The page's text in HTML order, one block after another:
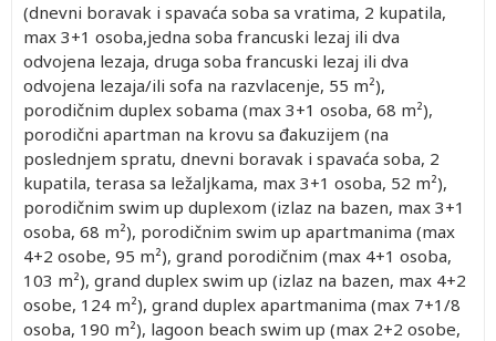
(dnevni boravak i spavaća soba sa vratima, 2 kupatila,
max 3+1 osoba,jedna soba francuski lezaj ili dva
odvojena lezaja, druga soba francuski lezaj ili dva
odvojena lezaja/ili sofa na razvlacenje, 55 m²),
porodičnim duplex sobama (max 3+1 osoba, 68 m²),
porodični apartman na krovu sa đakuzijem (na
poslednjem spratu, dnevni boravak i spavaća soba, 2
kupatila, terasa sa ležaljkama, max 3+1 osoba, 52 m²),
porodičnim swim up duplexom (izlaz na bazen, max 3+1
osoba, 68 m²), porodičnim swim up apartmanima (max
4+2 osobe, 95 m²), grand porodičnim (max 4+1 osoba,
103 m²), grand duplex swim up (izlaz na bazen, max 4+2
osobe, 124 m²), grand duplex apartmanima (max 7+1/8
osoba, 190 m²), lagoon beach swim up (max 2+2 osobe,